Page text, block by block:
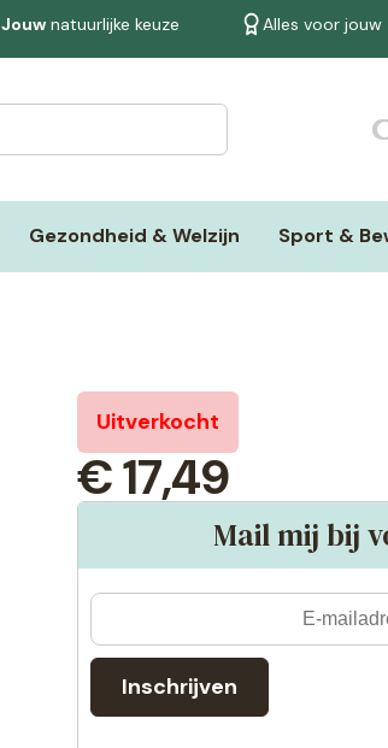
Jouwnatuurlijke keuze Alles voor jouw
Gezondheid & Welzijn Sport &
Uitverkocht
€17,49
Mail mij bij
Inschrijven